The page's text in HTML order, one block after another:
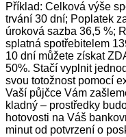
Příklad: Celková výše
trvání 30 dní; Poplatek
úroková sazba 36,5 %;
splatná spotřebitelem
10 dní můžete získat
50%. Stačí vyplnit
svou totožnost pomocí
Vaší půjčce Vám
kladný – prostředky
hotovosti na Váš
minut od potvrzení o